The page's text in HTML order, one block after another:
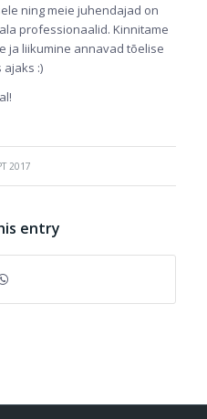
ning meie juhendajad on
professionaalid. Kinnitame
ja liikumine annavad tõelise
:)
2017
entry